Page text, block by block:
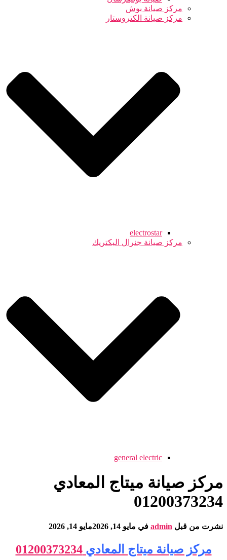
مركز صيانة بوش
مركز صيانة الكتروستار
electrostar
مركز صيانة جنرال اليكتريك
general electric
مركز صيانة ميتاج المعادي
01200373234
نشرت من قبل admin في مايو 14, 2026 مايو 14, 2026
مركز صيانة ميتاج المعادي01200373234